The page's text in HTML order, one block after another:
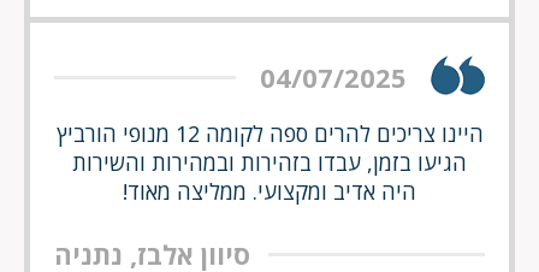
04/07/2025
היינו צריכים להרים ספה לקומה 12 מנופי הורביץ
הגיעו בזמן, עבדו בזהירות ובמהירות והשירות
היה אדיב ומקצועי. ממליצה מאוד!
סיוון אלבז, נתניה